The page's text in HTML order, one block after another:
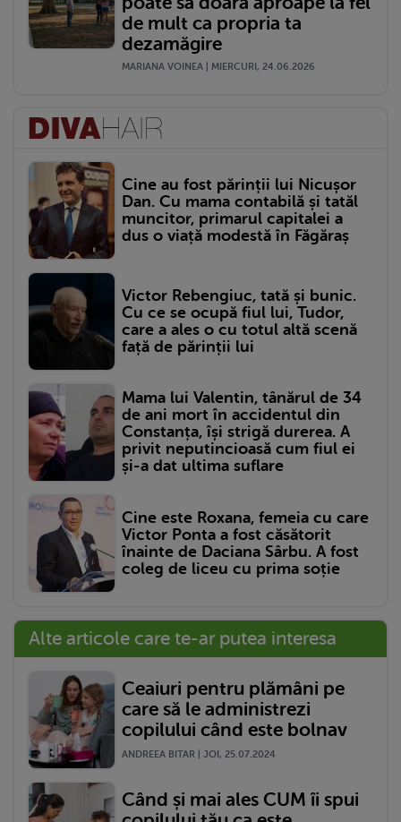
de mult ca propria ta
dezamăgire
MARIANA VOINEA | MIERCURI, 24.06.2026
Cine au fost părinții lui Nicușor
Dan. Cu mama contabilă și tatăl
muncitor, primarul capitalei a
dus o viață modestă în Făgăraș
Victor Rebengiuc, tată și bunic.
Cu ce se ocupă fiul lui, Tudor,
care a ales o cu totul altă scenă
față de părinții lui
Mama lui Valentin, tânărul de 34
de ani mort în accidentul din
Constanța, își strigă durerea. A
privit neputincioasă cum fiul ei
și-a dat ultima suflare
Cine este Roxana, femeia cu care
Victor Ponta a fost căsătorit
înainte de Daciana Sârbu. A fost
coleg de liceu cu prima soție
Alte articole care te-ar putea interesa
Ceaiuri pentru plămâni pe
care să le administrezi
copilului când este bolnav
ANDREEA BITAR | JOI, 25.07.2024
Când și mai ales CUM îi spui